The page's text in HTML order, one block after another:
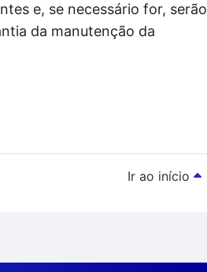
e, se necessário for, serão
da manutenção da
Ir ao início